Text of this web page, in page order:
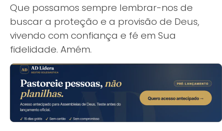
Que possamos sempre lembrar-nos de
buscar a proteção e a provisão de Deus,
vivendo com confiança e fé em Sua
fidelidade. Amém.